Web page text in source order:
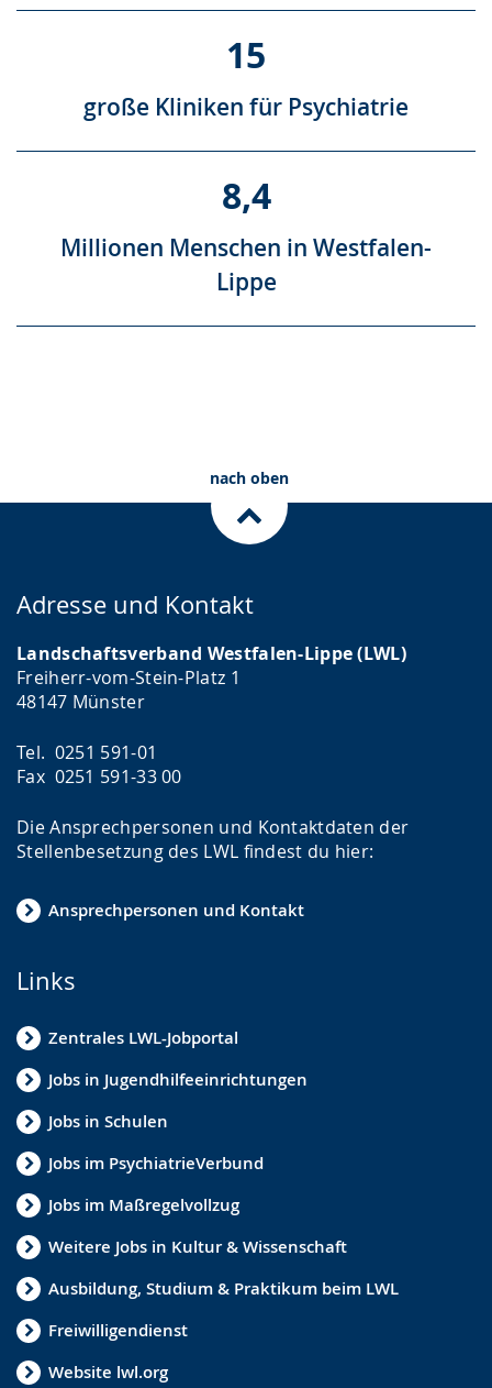
15
große Kliniken für Psychiatrie
8,4
Millionen Menschen in Westfalen-
Lippe
nach oben
Adresse und Kontakt
Landschaftsverband Westfalen-Lippe (LWL)
Freiherr-vom-Stein-Platz 1
48147 Münster
Tel. 0251 591-01
Fax 0251 591-33 00
Die Ansprechpersonen und Kontaktdaten der
Stellenbesetzung des LWL findest du hier:
Ansprechpersonen und Kontakt
Links
Zentrales LWL-Jobportal
Jobs in Jugendhilfeeinrichtungen
Jobs in Schulen
Jobs im PsychiatrieVerbund
Jobs im Maßregelvollzug
Weitere Jobs in Kultur & Wissenschaft
Ausbildung, Studium & Praktikum beim LWL
Freiwilligendienst
Website lwl.org